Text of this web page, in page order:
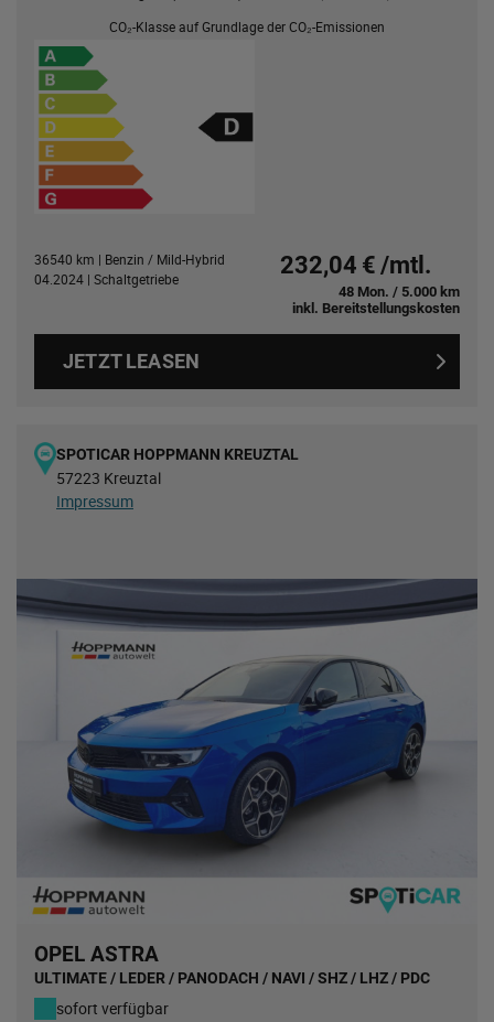
CO₂-Klasse auf Grundlage der CO₂-Emissionen
36540 km | Benzin / Mild-Hybrid
04.2024 | Schaltgetriebe
232,04 € /mtl.
48 Mon. / 5.000 km
inkl. Bereitstellungskosten
JETZT LEASEN
SPOTICAR HOPPMANN KREUZTAL
57223 Kreuztal
Impressum
OPEL ASTRA
ULTIMATE / LEDER / PANODACH / NAVI / SHZ / LHZ / PDC
sofort verfügbar